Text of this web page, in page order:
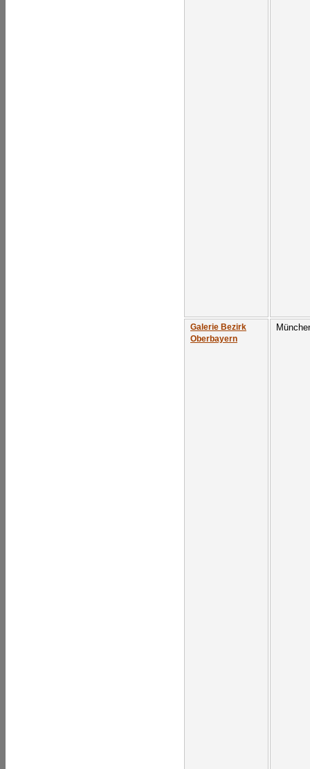
Galerie Bezirk
Oberbayern